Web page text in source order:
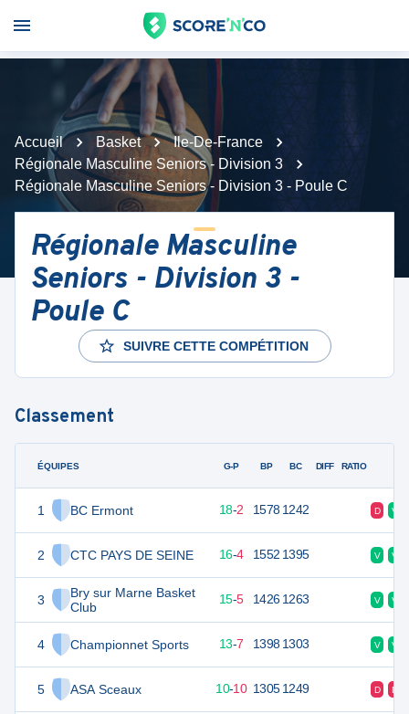
Accueil Basket
Ile-De-France
Régionale Masculine Seniors - Division 3
Régionale Masculine Seniors - Division 3 - Poule C
Régionale Masculine
Seniors - Division 3 -
Poule C
SUIVRE CETTE COMPÉTITION
Classement
ÉQUIPES
1 BC Ermont
2 CTC PAYS DE SEINE
3
Bry sur Marne Basket
Club
4 Championnet Sports
5 ASA Sceaux
G-P BP BC DIFF RATIO
18-2 1578 1242 D V
36 20 16-4 1552 1395 V V
35 20 15-5 1426 1263 V V
33 13-7 1398 1303 V V
10-10 1305 1249 D D